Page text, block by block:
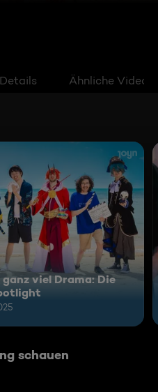
Details Ähnliche Videos
viel Drama: Die
schauen